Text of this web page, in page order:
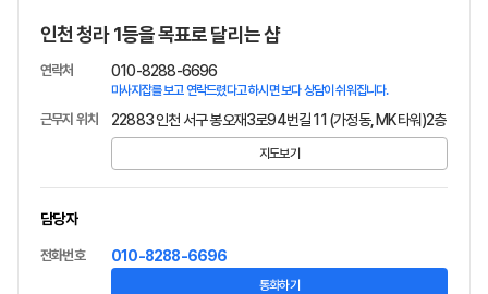
인천 청라 1등을 목표로 달리는 샵
연락처 010-8288-6696
마사지잡를 보고 연락드렸다고 하시면 보다 상담이 쉬워집니다.
근무지 위치 22883 인천 서구 봉오재3로94번길 11 (가정동, MK타워)2층
지도보기
담당자
전화번호 010-8288-6696
통화하기